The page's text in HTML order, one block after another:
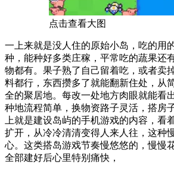
点击查看大图
一上来就是没人住的原始小岛，吃的用
种，能种好多类庄稼，平常吃的蔬果还
物都有。果子熟了自己留着吃，或者卖
料都行，东西攒多了就能翻新住处，从
全的聚居地。每改一处地方肉眼就能看
种地流程简单，换物资路子灵活，搭房子
上就是建设岛屿的手机游戏的内容，看
扩开，从冷冷清清变得人来人往，这种
心。这类搭岛游戏节奏慢悠悠的，慢慢
全部建好后心里特别痛快，